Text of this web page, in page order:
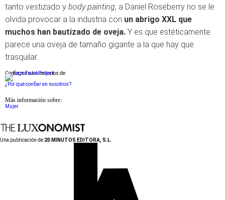
tanto vestizado y body painting, a Daniel Roseberry no se le
olvida provocar a la industria con un abrigo XXL que
muchos han bautizado de oveja. Y es que estéticamente
parece una oveja de tamaño gigante a la que hay que
trasquilar.
Conforme a los criterios de
¿Por qué confiar en nosotros?
Más información sobre:
Mujer
Una publicación de:20 MINUTOS EDITORA, S.L.